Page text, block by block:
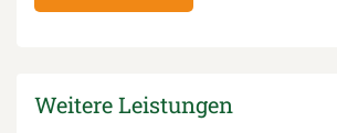
Weitere Leistungen